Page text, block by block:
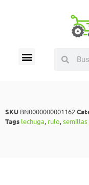
SKU BN0000000001162
Tags lechuga, rulo,semillas